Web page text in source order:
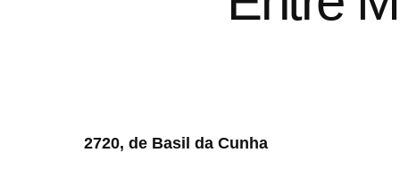
2720, de Basil da Cunha